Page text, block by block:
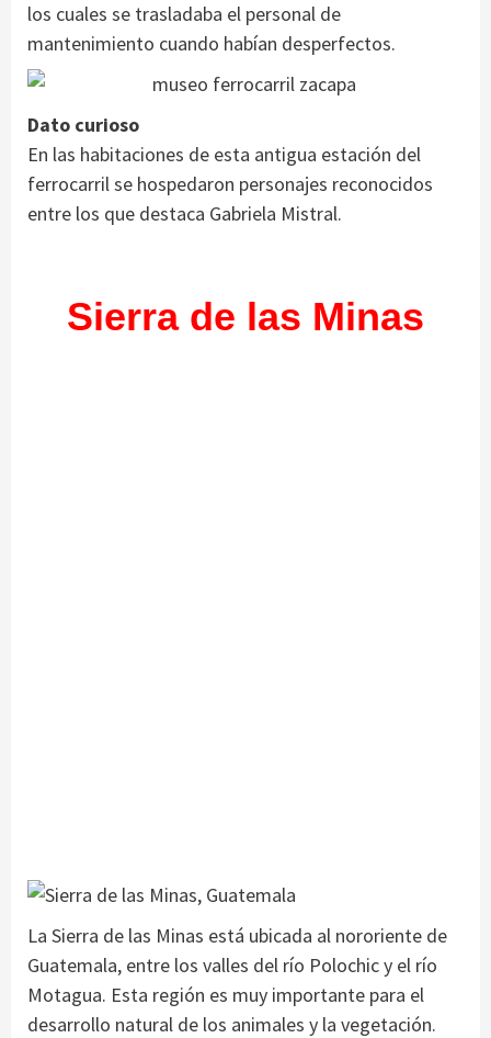
los cuales se trasladaba el personal de
mantenimiento cuando habían desperfectos.
Dato curioso
En las habitaciones de esta antigua estación del
ferrocarril se hospedaron personajes reconocidos
entre los que destaca Gabriela Mistral.
Sierra de las Minas
La Sierra de las Minas está ubicada al nororiente de
Guatemala, entre los valles del río Polochic y el río
Motagua. Esta región es muy importante para el
desarrollo natural de los animales y la vegetación.